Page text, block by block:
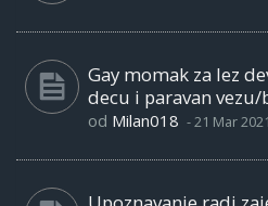
Gay momak za lez
decu i paravan vezu/
od Milan018 -21 Mar